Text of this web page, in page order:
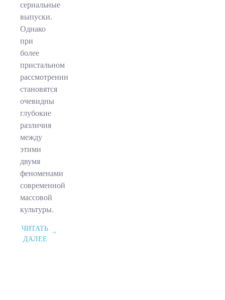
сериальные
выпуски.
Однако
при
более
пристальном
рассмотрении
становятся
очевидны
глубокие
различия
между
этими
двумя
феноменами
современной
массовой
культуры.
ЧИТАТЬ
ДАЛЕЕ